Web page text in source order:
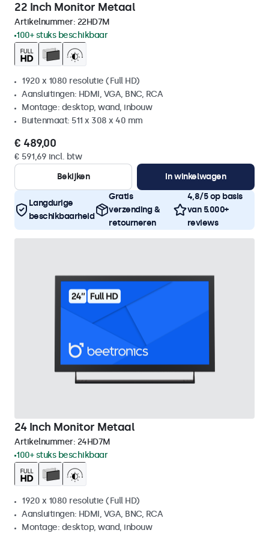
22 Inch Monitor Metaal
Artikelnummer: 22HD7M
100+ stuks beschikbaar
1920 x 1080 resolutie (Full HD)
Aansluitingen: HDMI, VGA, BNC, RCA
Montage: desktop, wand, inbouw
Buitenmaat: 511 x 308 x 40 mm
€ 489,00
€ 591,69 incl. btw
Bekijken
In winkelwagen
Langdurige
beschikbaarheid
Gratis
verzending &
retourneren
4,8/5 op basis
van 5.000+
reviews
24 Inch Monitor Metaal
Artikelnummer: 24HD7M
100+ stuks beschikbaar
1920 x 1080 resolutie (Full HD)
Aansluitingen: HDMI, VGA, BNC, RCA
Montage: desktop, wand, inbouw